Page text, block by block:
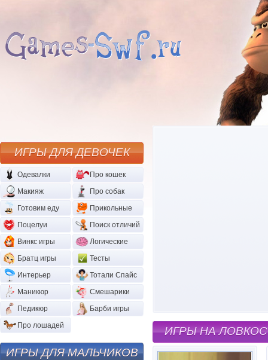
ИГРЫ НА
ИГРЫ ДЛЯ ДЕВОЧЕК
Одевалки
Про кошек
Макияж
Про собак
Готовим еду
Прикольные
Поцелуи
Поиск отличий
Винкс игры
Логические
Братц игры
Тесты
Интерьер
Тотали Спайс
Маникюр
Смешарики
Педикюр
Барби игры
Про лошадей
ИГРЫ ДЛЯ МАЛЬЧИКОВ